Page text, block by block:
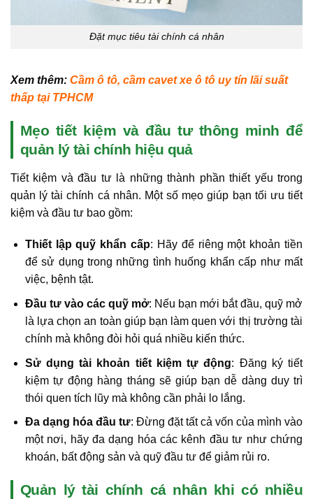
Đặt mục tiêu tài chính cá nhân
Xem thêm: Cầm ô tô, cầm cavet xe ô tô uy tín lãi suất
thấp tại TPHCM
Mẹo tiết kiệm và đầu tư thông minh để
quản lý tài chính hiệu quả
Tiết kiệm và đầu tư là những thành phần thiết yếu trong
quản lý tài chính cá nhân. Một số mẹo giúp bạn tối ưu tiết
kiệm và đầu tư bao gồm:
Thiết lập quỹ khẩn cấp: Hãy để riêng một khoản tiền
để sử dụng trong những tình huống khẩn cấp như mất
việc, bệnh tật.
Đầu tư vào các quỹ mở: Nếu bạn mới bắt đầu, quỹ mở
là lựa chọn an toàn giúp bạn làm quen với thị trường tài
chính mà không đòi hỏi quá nhiều kiến thức.
Sử dụng tài khoản tiết kiệm tự động: Đăng ký tiết
kiệm tự động hàng tháng sẽ giúp bạn dễ dàng duy trì
thói quen tích lũy mà không cần phải lo lắng.
Đa dạng hóa đầu tư: Đừng đặt tất cả vốn của mình vào
một nơi, hãy đa dạng hóa các kênh đầu tư như chứng
khoán, bất động sản và quỹ đầu tư để giảm rủi ro.
Quản lý tài chính cá nhân khi có nhiều